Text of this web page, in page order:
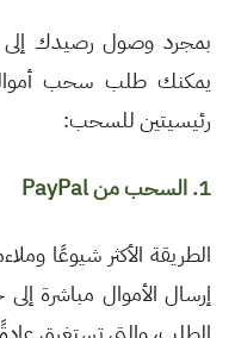
رئيسيتين للسحب:
1. السحب من PayPal